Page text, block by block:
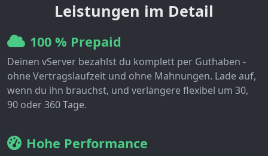
Leistungen im Detail
100 % Prepaid
Deinen vServer bezahlst du komplett per Guthaben -
ohne Vertragslaufzeit und ohne Mahnungen. Lade auf,
wenn du ihn brauchst, und verlängere flexibel um 30,
90 oder 360 Tage.
Hohe Performance